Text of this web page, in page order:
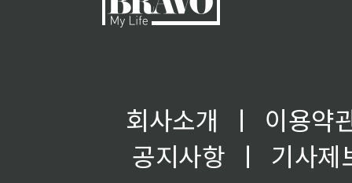
회사소개 ㅣ
이용약
공지사항
ㅣ
기사제